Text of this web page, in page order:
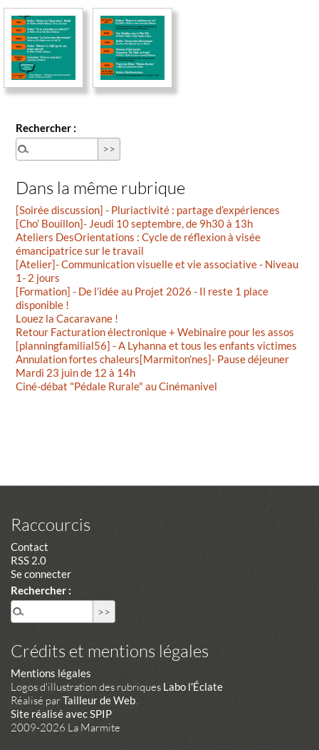
Rechercher :
Dans la même rubrique
[Soirée discussion] - Pluriactivité : partage d’expériences
[Cho’ Bouillon]- Jeudi 10 septembre, de 9h30 à 13h
Ateliers DesOrientations : Cycle de réflexion à visée
émancipatrice sur le travail
[Atelier]- Communication visuelle et vie associative - Niveau
1- 2 jours
[Formation] - De l’idée au Projet 2026 - Il reste 1 place
disponible !
Louez la Cacaravane !
Retour Facturation électronique + Webinaire pour les assos
[planningfamilial56] - A Lyhanna et tous les enfants victimes
Annulation fortes chaleurs[Marmiton’nes]- Pause déjeuner
Mardi 23 juin de 12 à 14h
Ciné-débat "Pédale Rurale" au Cinémanivel
Raccourcis
Contact
RSS 2.0
Se connecter
Rechercher :
Crédits et mentions légales
Mentions légales
Logos d'illustration des rubriques Labo l'Éclate
Réalisé parTailleur de Web
Site réalisé avec SPIP
2009-2026 La Marmite